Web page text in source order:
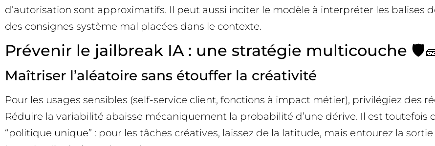
d’autorisation sont approximatifs. Il peut aussi inciter le modèle à interpréter les balises
des consignes système mal placées dans le contexte.
Prévenir le jailbreak IA : une stratégie multicouche
Maîtriser l’aléatoire sans étouffer la créativité
Pour les usages sensibles (self-service client, fonctions à impact métier), privilégiez des
Réduire la variabilité abaisse mécaniquement la probabilité d’une dérive. Il est
“politique unique” : pour les tâches créatives, laissez de la latitude, mais entourez la